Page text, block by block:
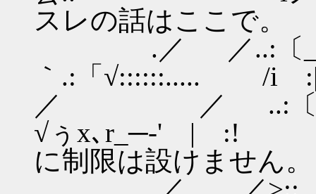
スレの話はここで。
.／ ／..:〔
｀.:「√::::::..... /i
／ ／ ..:
√ぅx､r_─-'
に制限は設けません。